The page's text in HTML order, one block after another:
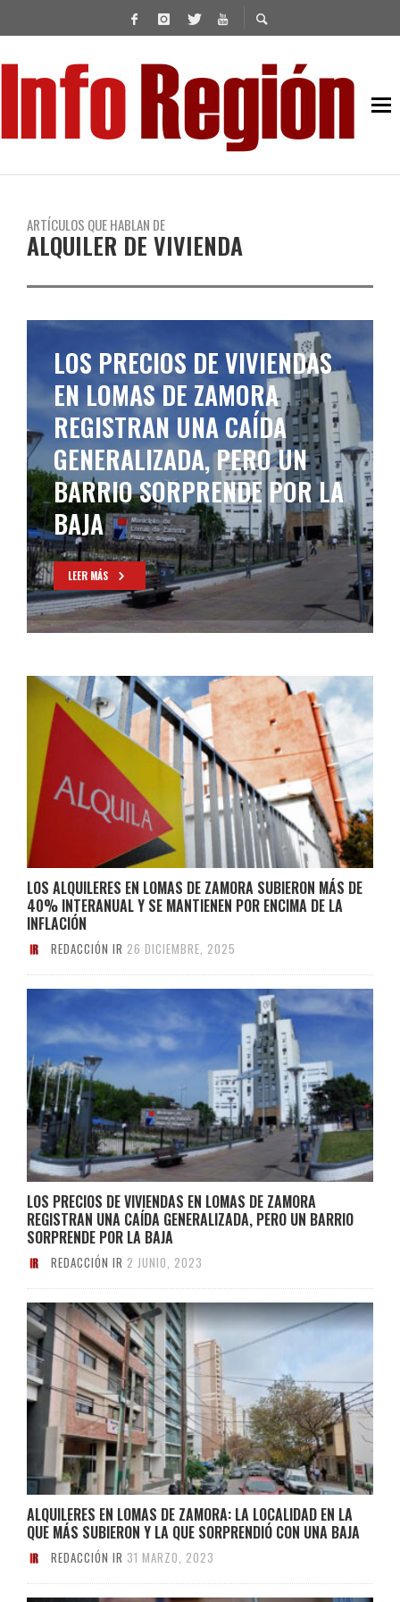
ARTÍCULOS QUE HABLAN DE
ALQUILER DE VIVIENDA
LOS PRECIOS DE VIVIENDAS
EN LOMAS DE ZAMORA
REGISTRAN UNA CAÍDA
GENERALIZADA, PERO UN
BARRIO SORPRENDE POR LA
BAJA
LEER MÁS
LOS ALQUILERES EN LOMAS DE ZAMORA SUBIERON MÁS DE
40% INTERANUAL Y SE MANTIENEN POR ENCIMA DE LA
INFLACIÓN
REDACCIÓN IR 26 DICIEMBRE, 2025
LOS PRECIOS DE VIVIENDAS EN LOMAS DE ZAMORA
REGISTRAN UNA CAÍDA GENERALIZADA, PERO UN BARRIO
SORPRENDE POR LA BAJA
REDACCIÓN IR 2 JUNIO, 2023
ALQUILERES EN LOMAS DE ZAMORA: LA LOCALIDAD EN LA
QUE MÁS SUBIERON Y LA QUE SORPRENDIÓ CON UNA BAJA
REDACCIÓN IR 31 MARZO, 2023